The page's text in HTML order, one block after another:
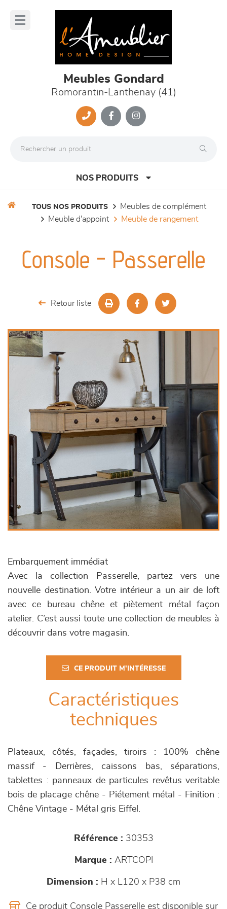
Meubles Gondard
Romorantin-Lanthenay (41)
NOS PRODUITS
séjours
chambres et dressing
literie
décoration
TOUS NOS PRODUITS
meubles de complément
meuble d'appoint
meuble de rangement
Console - Passerelle
Retour liste
Embarquement immédiat
Avec la collection Passerelle, partez vers une
nouvelle destination. Votre intérieur a un air de loft
avec ce bureau chêne et piètement métal façon
atelier. C’est aussi toute une collection de meubles à
découvrir dans votre magasin.
CE PRODUIT M'INTÉRESSE
Caractéristiques
techniques
Plateaux, côtés, façades, tiroirs : 100% chêne
massif - Derrières, caissons bas, séparations,
tablettes : panneaux de particules revêtus veritable
bois de placage chêne - Piétement métal - Finition :
Chêne Vintage - Métal gris Eiffel.
Référence : 30353
Marque : ARTCOPI
Dimension : H x L120 x P38 cm
Ce produit Console Passerelle est disponible sur